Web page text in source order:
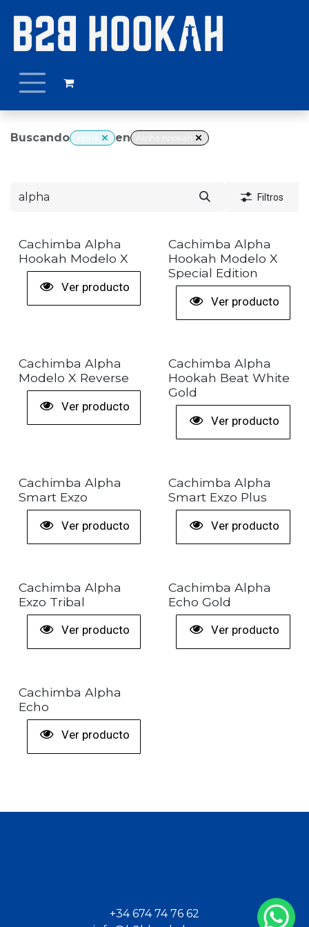
Buscando en Alpha hookah
Filtros
+ COLORES
Cachimba Alpha
Hookah Modelo X
Ver producto
+ COLORES
Cachimba Alpha
Hookah Modelo X
Special Edition
Ver producto
+ COLORES
Cachimba Alpha
Modelo X Reverse
Ver producto
Cachimba Alpha
Hookah Beat White
Gold
Ver producto
+ COLORES
Cachimba Alpha
Smart Exzo
Ver producto
Cachimba Alpha
Smart Exzo Plus
Ver producto
+ COLORES
Cachimba Alpha
Exzo Tribal
Ver producto
Cachimba Alpha
Echo Gold
Ver producto
Cachimba Alpha
Echo
Ver producto
+34 674 74 76 62